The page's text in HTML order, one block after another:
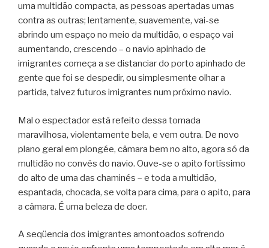
uma multidão compacta, as pessoas apertadas umas
contra as outras; lentamente, suavemente, vai-se
abrindo um espaço no meio da multidão, o espaço vai
aumentando, crescendo – o navio apinhado de
imigrantes começa a se distanciar do porto apinhado de
gente que foi se despedir, ou simplesmente olhar a
partida, talvez futuros imigrantes num próximo navio.
Mal o espectador está refeito dessa tomada
maravilhosa, violentamente bela, e vem outra. De novo
plano geral em plongée, câmara bem no alto, agora só da
multidão no convés do navio. Ouve-se o apito fortíssimo
do alto de uma das chaminés – e toda a multidão,
espantada, chocada, se volta para cima, para o apito, para
a câmara. É uma beleza de doer.
A seqüencia dos imigrantes amontoados sofrendo